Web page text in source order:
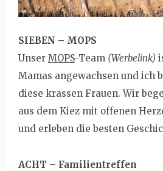
SIEBEN – MOPS
Unser MOPS-Team (Werbelink)
Mamas angewachsen und ich
diese krassen Frauen. Wir
aus dem Kiez mit offenen
und erleben die besten
ACHT – Familientreffen